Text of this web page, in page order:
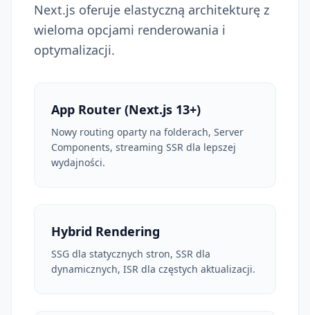
Next.js oferuje elastyczną architekturę z
wieloma opcjami renderowania i
optymalizacji.
App Router (Next.js 13+)
Nowy routing oparty na folderach, Server
Components, streaming SSR dla lepszej
wydajności.
Hybrid Rendering
SSG dla statycznych stron, SSR dla
dynamicznych, ISR dla częstych aktualizacji.